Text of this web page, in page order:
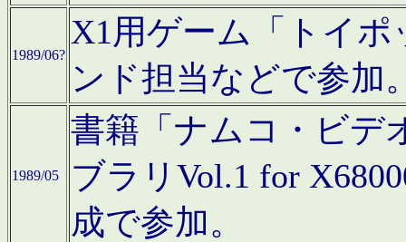
1989/06?
X1用ゲーム「トイ
ンド担当などで参加
1989/05
書籍「ナムコ・ビデ
ブラリVol.1 for
成で参加。